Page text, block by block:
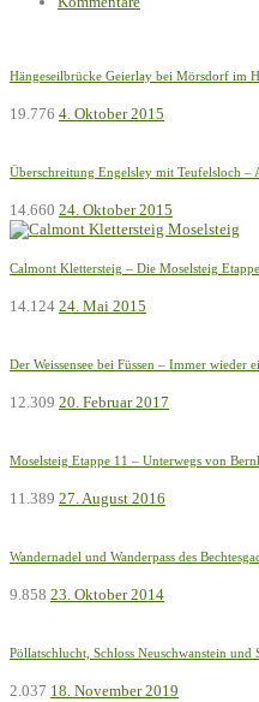
Hängeseilbrücke Geierlay bei Mörsdorf im
19.776 4. Oktober 2015
Überschreitung Engelsley mit Teufelsloch –
14.660 24. Oktober 2015
Calmont Klettersteig – Die Moselsteig
14.124 24. Mai 2015
Der Weissensee bei Füssen – Immer wieder
12.309 20. Februar 2017
Moselsteig Etappe 11 – Unterwegs von
11.389 27. August 2016
Wandernadel und Wanderpass des
9.858 23. Oktober 2014
Pöllatschlucht, Schloss Neuschwanstein und
2.037 18. November 2019